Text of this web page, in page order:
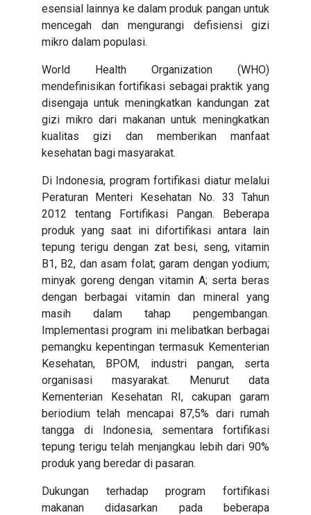
esensial lainnya ke dalam produk pangan untuk
mencegah dan mengurangi defisiensi gizi
mikro dalam populasi.
World Health Organization (WHO)
mendefinisikan fortifikasi sebagai praktik yang
disengaja untuk meningkatkan kandungan zat
gizi mikro dari makanan untuk meningkatkan
kualitas gizi dan memberikan manfaat
kesehatan bagi masyarakat.
Di Indonesia, program fortifikasi diatur melalui
Peraturan Menteri Kesehatan No. 33 Tahun
2012 tentang Fortifikasi Pangan. Beberapa
produk yang saat ini difortifikasi antara lain
tepung terigu dengan zat besi, seng, vitamin
B1, B2, dan asam folat; garam dengan yodium;
minyak goreng dengan vitamin A; serta beras
dengan berbagai vitamin dan mineral yang
masih dalam tahap pengembangan.
Implementasi program ini melibatkan berbagai
pemangku kepentingan termasuk Kementerian
Kesehatan, BPOM, industri pangan, serta
organisasi masyarakat. Menurut data
Kementerian Kesehatan RI, cakupan garam
beriodium telah mencapai 87,5% dari rumah
tangga di Indonesia, sementara fortifikasi
tepung terigu telah menjangkau lebih dari 90%
produk yang beredar di pasaran.
Dukungan terhadap program fortifikasi
makanan didasarkan pada beberapa